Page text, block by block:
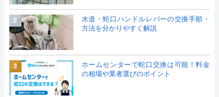
2
水道・蛇口ハンドルレバーの交換手順・
方法を分かりやすく解説
3
ホームセンターで蛇口交換は可能！料金
の相場や業者選びのポイント